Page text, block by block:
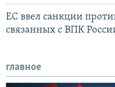
главной
навигации
Вернутся
КУЛЬТУРА
IDEL.РЕАЛИИ
СИБИРЬ.РЕАЛИИ
ЕС ввел санкции
связанных с ВПК
главное